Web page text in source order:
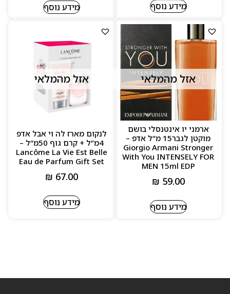
מידע נוסף מידע נוסף
אזל מהמלאי
ארמני יו אינטנסלי בושם
מוקטן לגבר15 מ”ל אדפ –
Giorgio Armani Stronger
With You INTENSELY FOR
MEN 15ml EDP
₪ 59.00
מידע נוסף
אזל מהמלאי
לנקום מארז לה וי אבל אדפ
4מ”ל + קרם גוף 50מ”ל –
Lancôme La Vie Est Belle
Eau de Parfum Gift Set
₪ 67.00
מידע נוסף